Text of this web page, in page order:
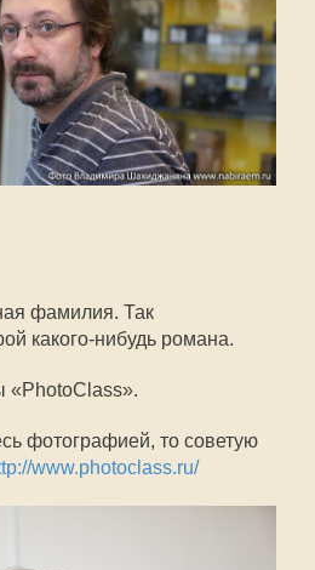
фамилия. Так
какого-нибудь романа.
«PhotoClass».
фотографией, то советую
www.photoclass.ru/